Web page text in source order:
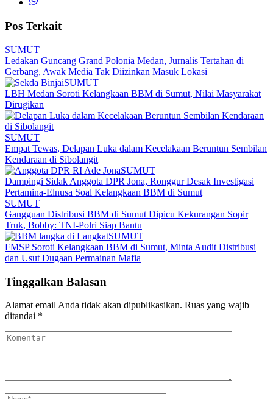
Pos Terkait
SUMUT
Ledakan Guncang Grand Polonia Medan, Jurnalis Tertahan di
Gerbang, Awak Media Tak Diizinkan Masuk Lokasi
SUMUT
LBH Medan Soroti Kelangkaan BBM di Sumut, Nilai Masyarakat
Dirugikan
SUMUT
Empat Tewas, Delapan Luka dalam Kecelakaan Beruntun Sembilan
Kendaraan di Sibolangit
SUMUT
Dampingi Sidak Anggota DPR Jona, Ronggur Desak Investigasi
Pertamina-Elnusa Soal Kelangkaan BBM di Sumut
SUMUT
Gangguan Distribusi BBM di Sumut Dipicu Kekurangan Sopir
Truk, Bobby: TNI-Polri Siap Bantu
SUMUT
FMSP Soroti Kelangkaan BBM di Sumut, Minta Audit Distribusi
dan Usut Dugaan Permainan Mafia
Tinggalkan Balasan
Alamat email Anda tidak akan dipublikasikan. Ruas yang wajib
ditandai *